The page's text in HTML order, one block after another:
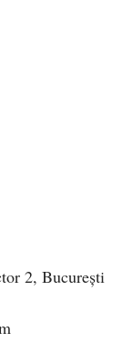
2, București